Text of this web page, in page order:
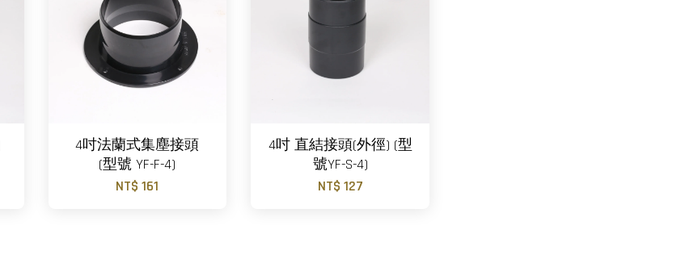
4吋法蘭式集塵接頭
(型號 YF-F-4)
NT$ 161
4吋 直結接頭(外徑) (型
號YF-S-4)
NT$ 127